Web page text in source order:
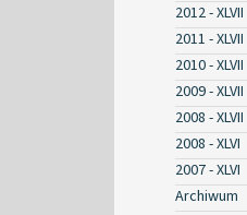
2012 - XLVII
2011 - XLVII
2010 - XLVII
2009 - XLVII
2008 - XLVII
2008 - XLVI
2007 - XLVI
Archiwum